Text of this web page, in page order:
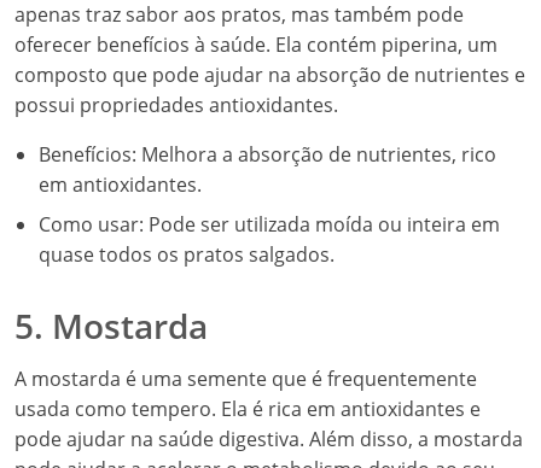
apenas traz sabor aos pratos, mas também pode
oferecer benefícios à saúde. Ela contém piperina, um
composto que pode ajudar na absorção de nutrientes e
possui propriedades antioxidantes.
Benefícios: Melhora a absorção de nutrientes, rico
em antioxidantes.
Como usar: Pode ser utilizada moída ou inteira em
quase todos os pratos salgados.
5. Mostarda
A mostarda é uma semente que é frequentemente
usada como tempero. Ela é rica em antioxidantes e
pode ajudar na saúde digestiva. Além disso, a mostarda